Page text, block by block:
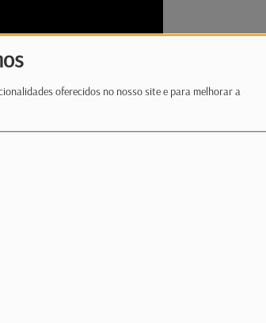
oferecidos no nosso site e para melhorar a
editado
artístico!